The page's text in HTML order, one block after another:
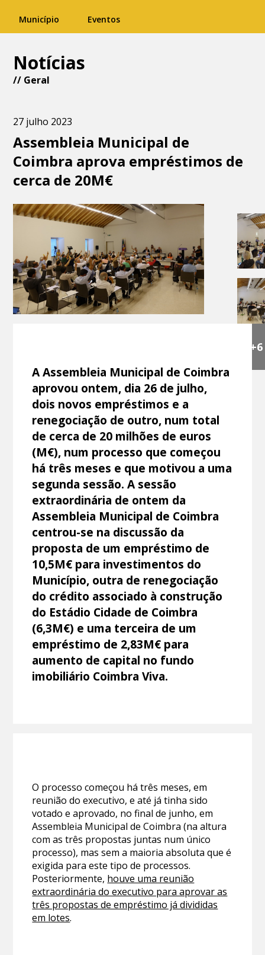
Município Eventos
Notícias
// Geral
27 julho 2023
Assembleia Municipal de
Coimbra aprova empréstimos de
cerca de 20M€
+6
A Assembleia Municipal de Coimbra
aprovou ontem, dia 26 de julho,
dois novos empréstimos e a
renegociação de outro, num total
de cerca de 20 milhões de euros
(M€), num processo que começou
há três meses e que motivou a uma
segunda sessão. A sessão
extraordinária de ontem da
Assembleia Municipal de Coimbra
centrou-se na discussão da
proposta de um empréstimo de
10,5M€ para investimentos do
Município, outra de renegociação
do crédito associado à construção
do Estádio Cidade de Coimbra
(6,3M€) e uma terceira de um
empréstimo de 2,83M€ para
aumento de capital no fundo
imobiliário Coimbra Viva.
O processo começou há três meses, em
reunião do executivo, e até já tinha sido
votado e aprovado, no final de junho, em
Assembleia Municipal de Coimbra (na altura
com as três propostas juntas num único
processo), mas sem a maioria absoluta que é
exigida para este tipo de processos.
Posteriormente, houve uma reunião
extraordinária do executivo para aprovar as
três propostas de empréstimo já divididas
em lotes.